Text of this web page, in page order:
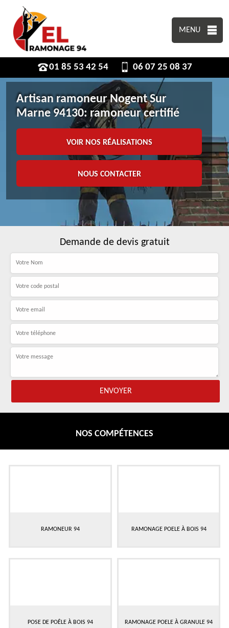
MENU
01 85 53 42 54 06 07 25 08 37
Artisan ramoneur Nogent Sur
Marne 94130: ramoneur certifié
VOIR NOS RÉALISATIONS
NOUS CONTACTER
Demande de devis gratuit
NOS COMPÉTENCES
RAMONEUR 94 RAMONAGE POELE À BOIS 94
POSE DE POÊLE À BOIS 94 RAMONAGE POELE À GRANULE 94